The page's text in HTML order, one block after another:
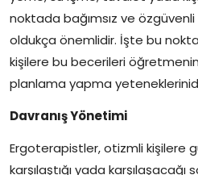
noktada bağımsız ve
oldukça önemlidir. İşte bu
kişilere bu becerileri
planlama yapma
Davranış Yönetimi
Ergoterapistler, otizmli kişilere
karşılaştığı yada karşılaşacağı